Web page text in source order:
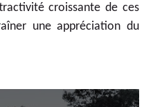
croissante de ces
une appréciation du